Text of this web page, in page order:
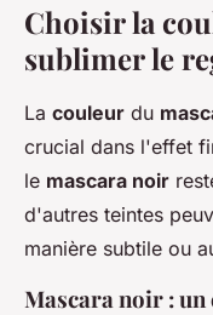
Choisir la
sublimer le
La couleur du
crucial dans l'effet
le mascara noir
d'autres teintes
manière subtile ou
Mascara noir :